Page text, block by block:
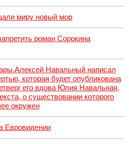
миру новый мор
роман Сорокина
Навальный написал
которая будет опубликована
его вдова Юлия Навальная,
о существовании которого
окружен
Евровидении